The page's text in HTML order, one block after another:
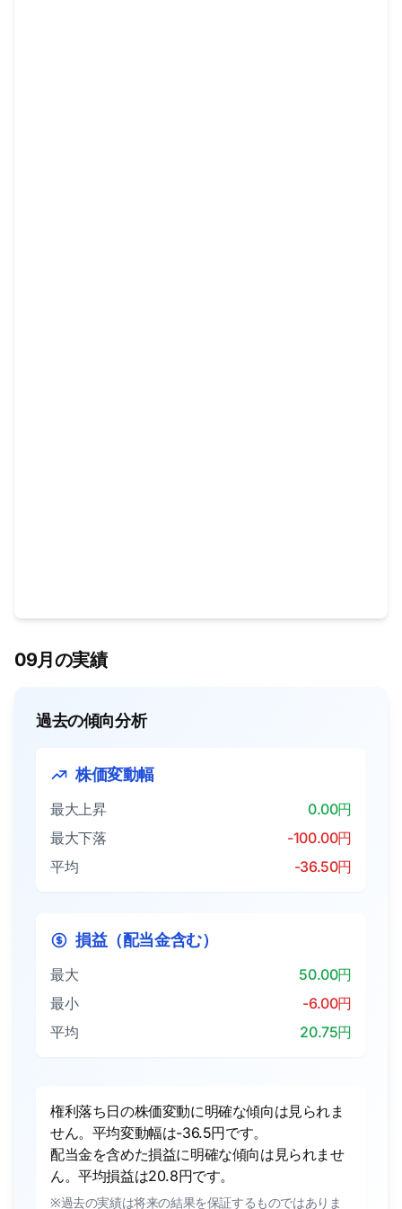
09月の実績
過去の傾向分析
株価変動幅
最大上昇
0.00円
最大下落
-100.00円
平均
-36.50円
損益（配当金含む）
最大
50.00円
最小
-6.00円
平均
20.75円
権利落ち日の株価変動に明確な傾向は見られま
せん。平均変動幅は-36.5円です。
配当金を含めた損益に明確な傾向は見られませ
ん。平均損益は20.8円です。
※過去の実績は将来の結果を保証するものではありま